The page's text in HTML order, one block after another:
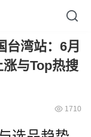
台湾站：6月
与Top热搜
1710